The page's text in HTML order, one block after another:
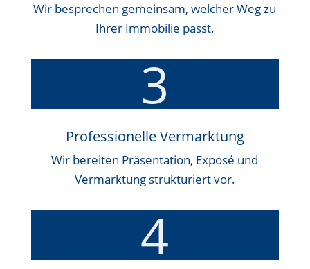
Wir besprechen gemeinsam, welcher Weg zu
Ihrer Immobilie passt.
3
Professionelle Vermarktung
Wir bereiten Präsentation, Exposé und
Vermarktung strukturiert vor.
4